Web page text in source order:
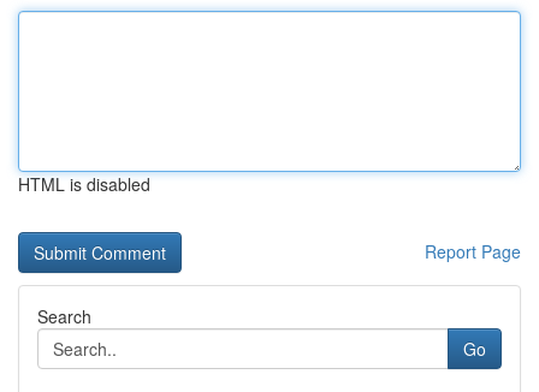
HTML is disabled
Report Page
Search
Go